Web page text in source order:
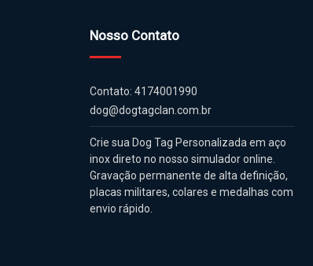
Nosso Contato
Contato: 4174001990
dog@dogtagclan.com.br
Crie sua Dog Tag Personalizada em aço
inox direto no nosso simulador online.
Gravação permanente de alta definição,
placas militares, colares e medalhas com
envio rápido.